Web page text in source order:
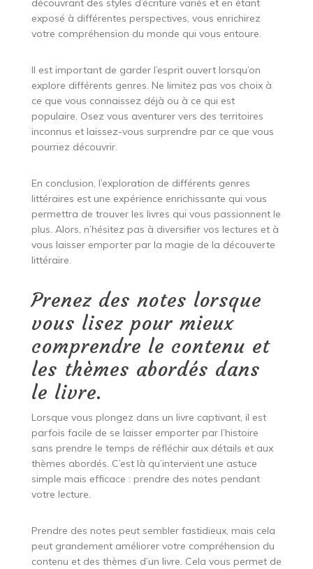
découvrant des styles d’écriture variés et en étant
exposé à différentes perspectives, vous enrichirez
votre compréhension du monde qui vous entoure.
Il est important de garder l’esprit ouvert lorsqu’on
explore différents genres. Ne limitez pas vos choix à
ce que vous connaissez déjà ou à ce qui est
populaire. Osez vous aventurer vers des territoires
inconnus et laissez-vous surprendre par ce que vous
pourriez découvrir.
En conclusion, l’exploration de différents genres
littéraires est une expérience enrichissante qui vous
permettra de trouver les livres qui vous passionnent le
plus. Alors, n’hésitez pas à diversifier vos lectures et à
vous laisser emporter par la magie de la découverte
littéraire.
Prenez des notes lorsque
vous lisez pour mieux
comprendre le contenu et
les thèmes abordés dans
le livre.
Lorsque vous plongez dans un livre captivant, il est
parfois facile de se laisser emporter par l’histoire
sans prendre le temps de réfléchir aux détails et aux
thèmes abordés. C’est là qu’intervient une astuce
simple mais efficace : prendre des notes pendant
votre lecture.
Prendre des notes peut sembler fastidieux, mais cela
peut grandement améliorer votre compréhension du
contenu et des thèmes d’un livre. Cela vous permet de